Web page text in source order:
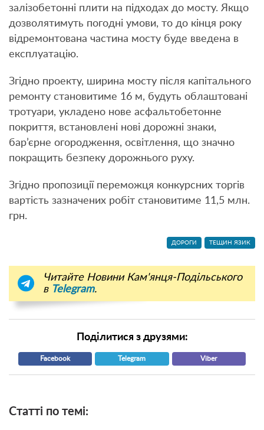
залізобетонні плити на підходах до мосту. Якщо
дозволятимуть погодні умови, то до кінця року
відремонтована частина мосту буде введена в
експлуатацію.
Згідно проекту, ширина мосту після капітального
ремонту становитиме 16 м, будуть облаштовані
тротуари, укладено нове асфальтобетонне
покриття, встановлені нові дорожні знаки,
бар’єрне огородження, освітлення, що значно
покращить безпеку дорожнього руху.
Згідно пропозиції переможця конкурсних торгів
вартість зазначених робіт становитиме 11,5 млн.
грн.
ДОРОГИ ТЕЩИН ЯЗИК
Читайте Новини Кам'янця-Подільського
в Telegram.
Поділитися з друзями:
Facebook Telegram Viber
Статті по темі: